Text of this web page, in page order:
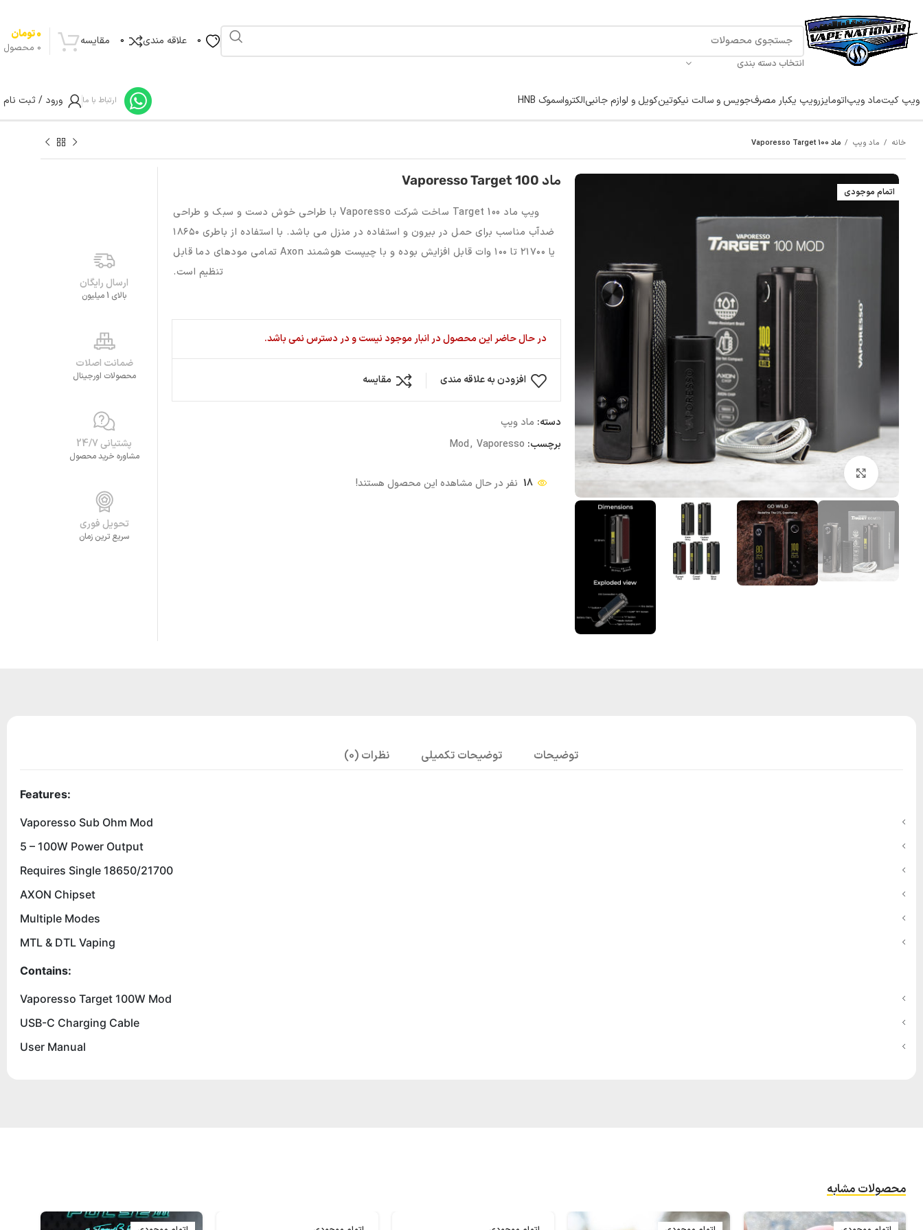
انتخاب دسته بندی
0 علاقه مندی 0 مقایسه 0 محصول
0تومان
ویپ کیتماد ویپاتومایزرویپ یکبار مصرفجویس و سالت نیکوتینکویل و لوازم جانبیالکترواسموک HNB ارتباط با ما ورود / ثبت نام
خانه ماد ویپ ماد Vaporesso Target 100
اتمام موجودی
ماد Vaporesso Target 100
ویپ ماد Target 100 ساخت شرکت Vaporesso با طراحی خوش دست و سبک و طراحی
ضدآب مناسب برای حمل در بیرون و استفاده در منزل می باشد. با استفاده از باطری ۱۸۶۵۰
یا ۲۱۷۰۰ تا ۱۰۰ وات قابل افزایش بوده و با چیپست هوشمند Axon تمامی مودهای دما قابل
تنظیم است.
در حال حاضر این محصول در انبار موجود نیست و در دسترس نمی باشد.
افزودن به علاقه مندی مقایسه
دسته: ماد ویپ
برچسب:
Mod, Vaporesso
18 نفر در حال مشاهده این محصول هستند!
ارسال رایگان
بالای 1 میلیون
ضمانت اصلات
محصولات اورجینال
پشتیانی 24/7
مشاوره خرید محصول
تحویل فوری
سریع ترین زمان
توضیحات توضیحات تکمیلی نظرات (0)
Features:
Vaporesso Sub Ohm Mod
5 – 100W Power Output
Requires Single 18650/21700
AXON Chipset
Multiple Modes
MTL & DTL Vaping
Contains:
Vaporesso Target 100W Mod
USB-C Charging Cable
User Manual
محصولات مشابه